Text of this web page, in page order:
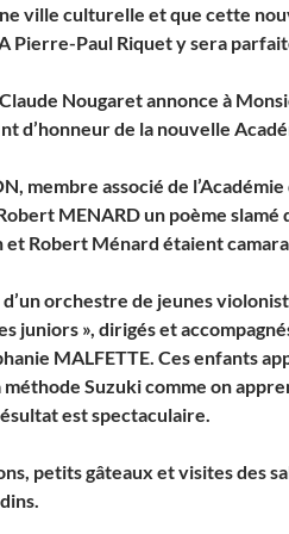
ville culturelle et que cette
Pierre-Paul Riquet y sera
Nougaret annonce à
d’honneur de la nouvelle
membre associé de
MENARD un poème slamé
Robert Ménard étaient
orchestre de jeunes
juniors », dirigés et
MALFETTE. Ces enfants
Suzuki comme on
est spectaculaire.
petits gâteaux et visites des